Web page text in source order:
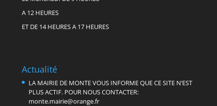
A 12 HEURES
ET DE 14 HEURES A 17 HEURES
Actualité
LA MAIRIE DE MONTE VOUS INFORME QUE CE SITE N’EST
PLUS ACTIF. POUR NOUS CONTACTER:
monte.mairie@orange.fr